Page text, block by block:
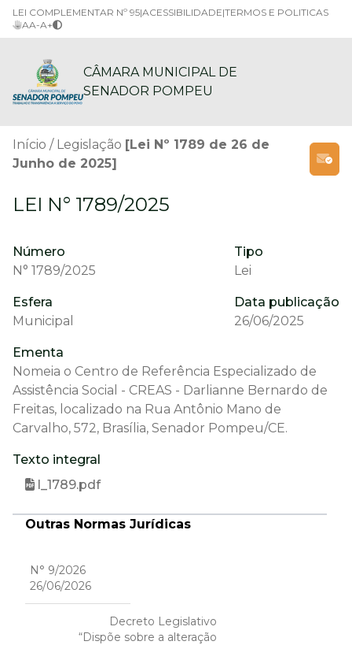
LEI COMPLEMENTAR Nº 95|ACESSIBILIDADE|TERMOS E POLITICAS
AA-A+
CÂMARA MUNICIPAL DE
SENADOR POMPEU
Início Legislação [Lei Nº 1789 de 26 de
Junho de 2025]
LEI N° 1789/2025
Número
N° 1789/2025
Tipo
Lei
Esfera
Municipal
Data publicação
26/06/2025
Ementa
Nomeia o Centro de Referência Especializado de
Assistência Social - CREAS - Darlianne Bernardo de
Freitas, localizado na Rua Antônio Mano de
Carvalho, 572, Brasília, Senador Pompeu/CE.
Texto integral
l_1789.pdf
Outras Normas Jurídicas
N° 9/2026
26/06/2026
Decreto Legislativo
“Dispõe sobre a alteração